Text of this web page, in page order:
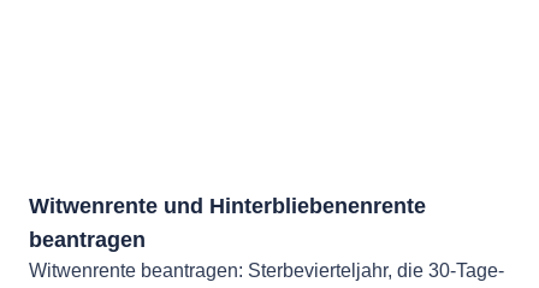
Witwenrente und Hinterbliebenenrente
beantragen
Witwenrente beantragen: Sterbevierteljahr, die 30-Tage-